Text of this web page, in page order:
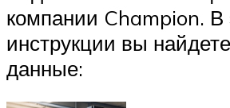
компании Champion. В
инструкции вы
данные: